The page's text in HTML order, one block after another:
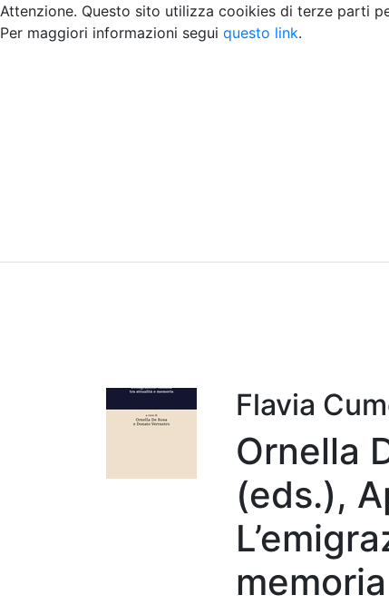
Attenzione. Questo sito utilizza cooikies di terze parti
Per maggiori informazioni segui questo link.
Flavia
Ornella
(eds.),
memoria